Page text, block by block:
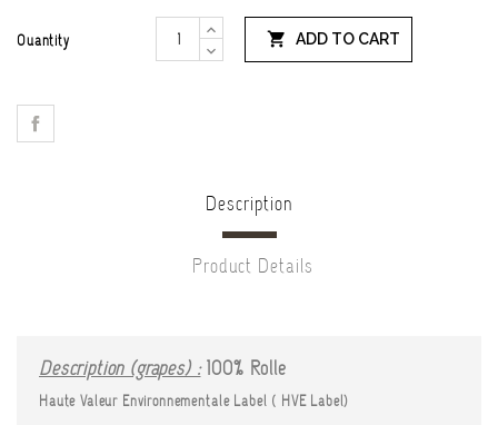
Quantity  ADD TO CART
Description
Product Details
Description (grapes) :100% Rolle
Haute Valeur Environnementale Label ( HVE Label)